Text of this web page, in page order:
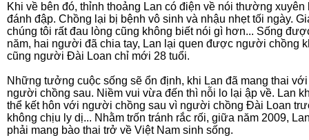
Khi về bên đó, thỉnh thoảng Lan có điện về nói thường xuyên
đánh đập. Chồng lại bị bệnh vô sinh và nhậu nhẹt tối ngày.
chúng tôi rất đau lòng cũng không biết nói gì hơn... Sống
năm, hai người đã chia tay, Lan lại quen được người chồng
cũng người Đài Loan chỉ mới 28 tuổi.
Những tưởng cuộc sống sẽ ổn định, khi Lan đã mang thai với
người chồng sau. Niềm vui vừa đến thì nỗi lo lại ập về. Lan
thể kết hôn với người chồng sau vì người chồng Đài Loan
không chịu ly dị... Nhằm trốn tránh rắc rối, giữa năm 2009,
phải mang bào thai trở về Việt Nam sinh sống.